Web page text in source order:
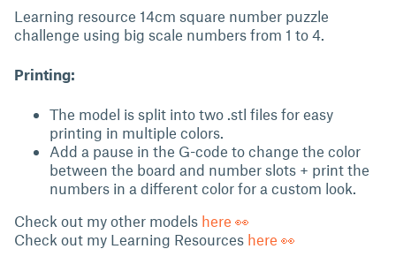
Learning resource 14cm square number puzzle
challenge using big scale numbers from 1 to 4.
Printing:
The model is split into two .stl files for easy
printing in multiple colors.
Add a pause in the G-code to change the color
between the board and number slots + print the
numbers in a different color for a custom look.
Check out my other models here 👀
Check out my Learning Resources here 👀